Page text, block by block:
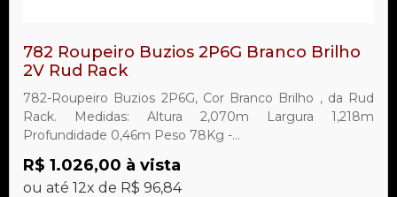
782 Roupeiro Buzios 2P6G Branco Brilho
2V Rud Rack
782-Roupeiro Buzios 2P6G, Cor Branco Brilho , da Rud
Rack. Medidas: Altura 2,070m Largura 1,218m
Profundidade 0,46m Peso 78Kg -...
R$ 1.026,00 à vista
ou até 12x de R$ 96,84